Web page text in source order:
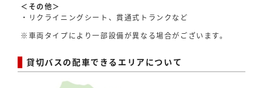
＜その他＞
・リクライニングシート、貫通式トランクなど
※車両タイプにより一部設備が異なる場合がございます。
貸切バスの配車できるエリアについて